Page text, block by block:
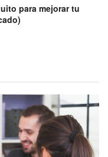
para mejorar tu